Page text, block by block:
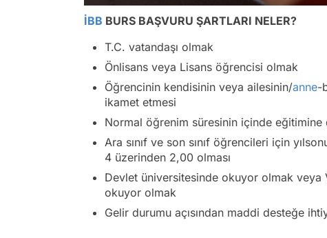
İBB BURS BAŞVURU ŞARTLARI NELER?
T.C. vatandaşı olmak
Önlisans veya Lisans öğrencisi olmak
Öğrencinin kendisinin veya ailesinin/anne-
ikamet etmesi
Normal öğrenim süresinin içinde
Ara sınıf ve son sınıf öğrencileri için
4 üzerinden 2,00 olması
Devlet üniversitesinde okuyor olmak
okuyor olmak
Gelir durumu açısından maddi desteğe